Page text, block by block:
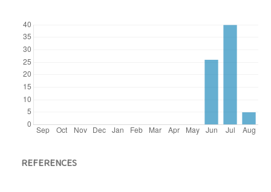
REFERENCES